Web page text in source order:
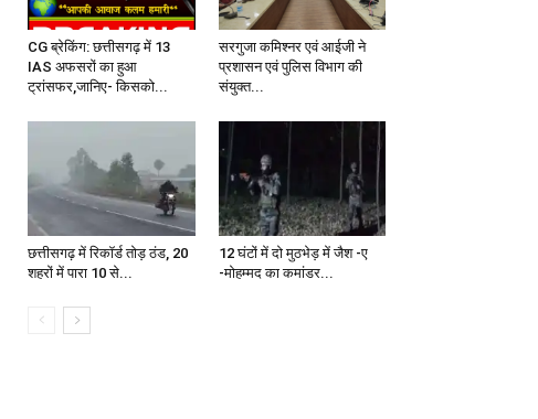
CG ब्रेकिंग: छत्तीसगढ़ में 13
IAS अफसरों का हुआ
ट्रांसफर,जानिए- किसको...
सरगुजा कमिश्नर एवं आईजी ने
प्रशासन एवं पुलिस विभाग की
संयुक्त...
छत्तीसगढ़ में रिकॉर्ड तोड़ ठंड, 20
शहरों में पारा 10 से...
12 घंटों में दो मुठभेड़ में जैश -ए
-मोहम्मद का कमांडर...